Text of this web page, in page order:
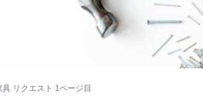
具 リクエスト 1ページ目